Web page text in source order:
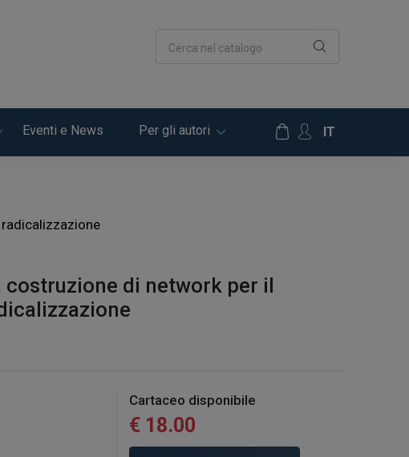
Cerca nel catalogo
Eventi e News Per gli autori IT
di network per il
Cartaceo disponibile
€ 18.00